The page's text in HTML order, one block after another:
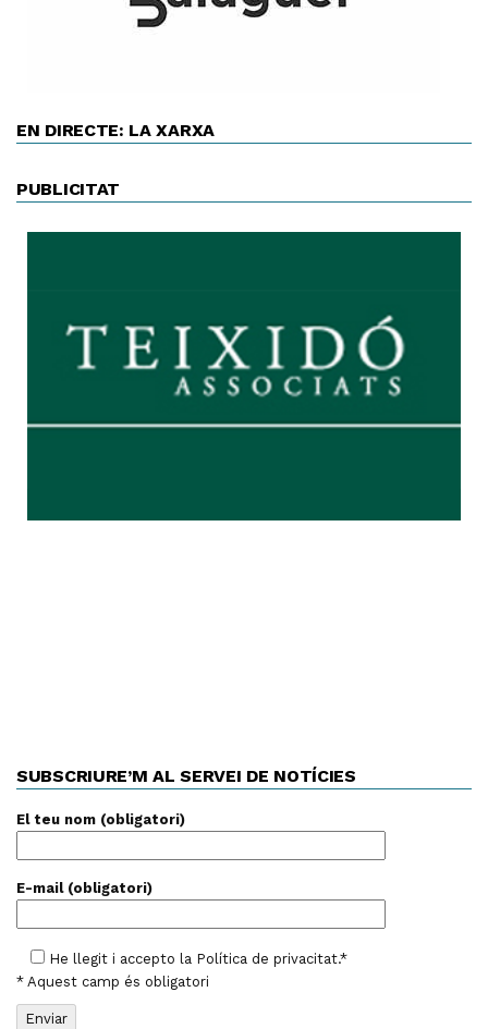
EN DIRECTE: LA XARXA
PUBLICITAT
SUBSCRIURE’M AL SERVEI DE NOTÍCIES
El teu nom (obligatori)
E-mail (obligatori)
He llegit i accepto la Política de privacitat.*
* Aquest camp és obligatori